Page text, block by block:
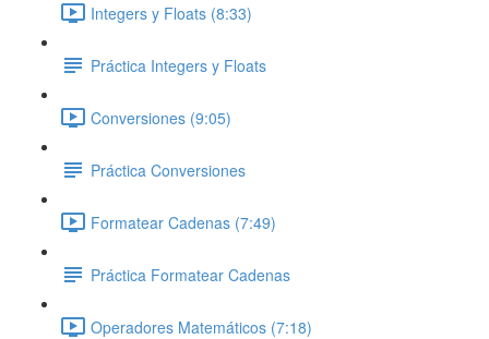
Integers y Floats (8:33)
Práctica Integers y Floats
Conversiones (9:05)
Práctica Conversiones
Formatear Cadenas (7:49)
Práctica Formatear Cadenas
Operadores Matemáticos (7:18)